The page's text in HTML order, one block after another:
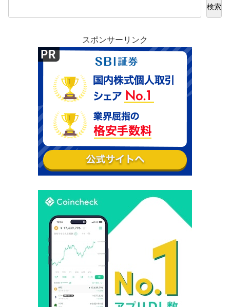
検索
スポンサーリンク